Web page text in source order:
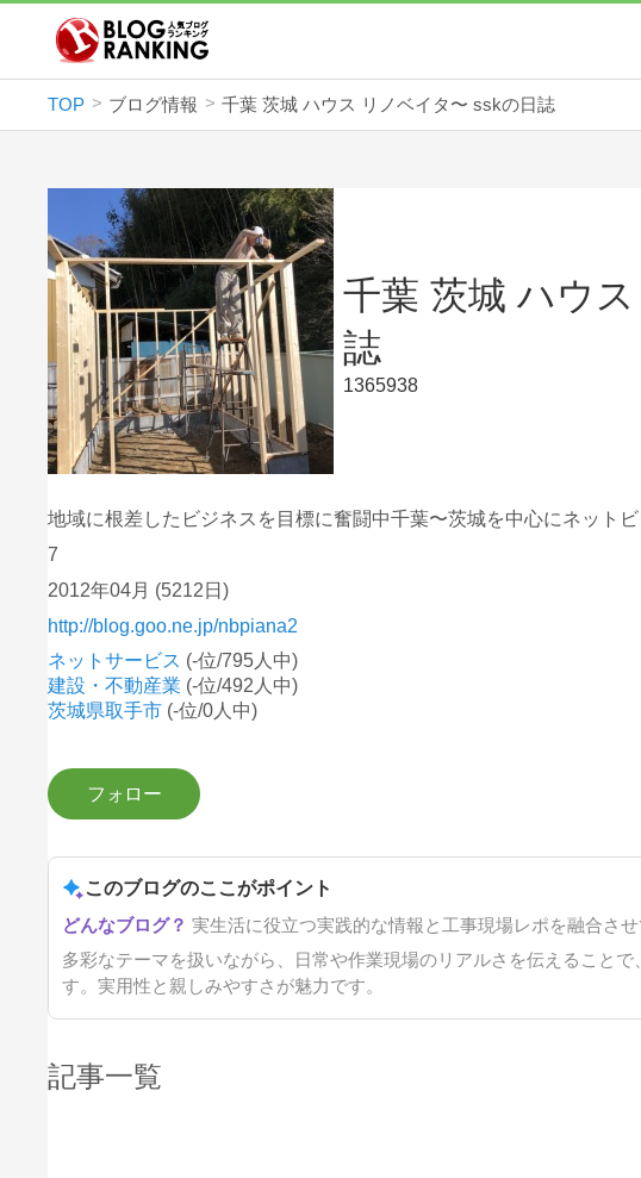
TOP ブログ情報 千葉 茨城 ハウス リノベイタ〜 sskの日誌
千葉 茨城 ハウ
誌
1365938
地域に根差したビジネスを目標に奮闘中千葉〜茨城を中心にネット
7
2012年04月 (5212日)
http://blog.goo.ne.jp/nbpiana2
ネットサービス (-位/795人中)
建設・不動産業 (-位/492人中)
茨城県取手市 (-位/0人中)
このブログのここがポイント
実生活に役立つ実践的な情報と工事現場レポを融合さ
多彩なテーマを扱いながら、日常や作業現場のリアルさを伝えること
す。実用性と親しみやすさが魅力です。
記事一覧